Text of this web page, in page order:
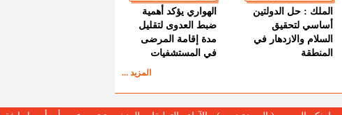
الملك : حل الدولتين
أساسي لتحقيق
السلام والازدهار في
المنطقة
الهواري يؤكد أهمية
ضبط العدوى لتقليل
مدة إقامة المرضى
في المستشفيات
المزيد ...